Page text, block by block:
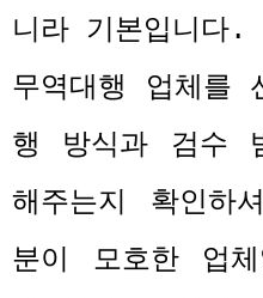
니라 기본입니다.
무역대행 업체를
행 방식과 검수
해주는지 확인하
분이 모호한 업체